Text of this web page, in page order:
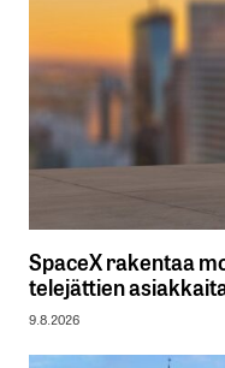
SpaceX rakentaa
telejättien
9.8.2026